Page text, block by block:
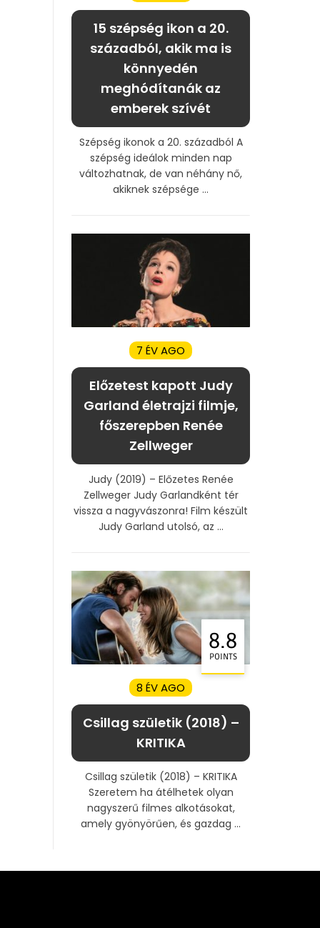
15 szépség ikon a 20.
századból, akik ma is
könnyedén
meghódítanák az
emberek szívét
Szépség ikonok a 20. századból A
szépség ideálok minden nap
változhatnak, de van néhány nő,
akiknek szépsége ...
7 ÉV AGO
Előzetest kapott Judy
Garland életrajzi filmje,
főszerepben Renée
Zellweger
Judy (2019) – Előzetes Renée
Zellweger Judy Garlandként tér
vissza a nagyvászonra! Film készült
Judy Garland utolsó, az ...
8.8
POINTS
8 ÉV AGO
Csillag születik (2018) –
KRITIKA
Csillag születik (2018) – KRITIKA
Szeretem ha átélhetek olyan
nagyszerű filmes alkotásokat,
amely gyönyörűen, és gazdag ...